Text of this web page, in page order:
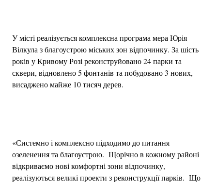
У місті реалізується комплексна програма мера Юрія
Вілкула з благоустрою міських зон відпочинку. За шість
років у Кривому Розі реконструйовано 24 парки та
сквери, відновлено 5 фонтанів та побудовано 3 нових,
висаджено майже 10 тисяч дерев.
«Системно і комплексно підходимо до питання
озеленення та благоустрою. Щорічно в кожному районі
відкриваємо нові комфортні зони відпочинку,
реалізуються великі проекти з реконструкції парків. Що